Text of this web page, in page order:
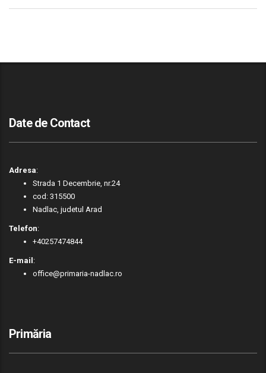
Date de Contact
Adresa:
Strada 1 Decembrie, nr.24
cod: 315500
Nadlac, judetul Arad
Telefon:
+40257474844
E-mail :
office@primaria-nadlac.ro
Primăria